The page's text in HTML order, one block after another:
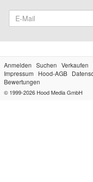
Anmelden Suchen Verkaufen
Impressum
Hood-AGB
Bewertungen
© 1999-2026 Hood Media GmbH